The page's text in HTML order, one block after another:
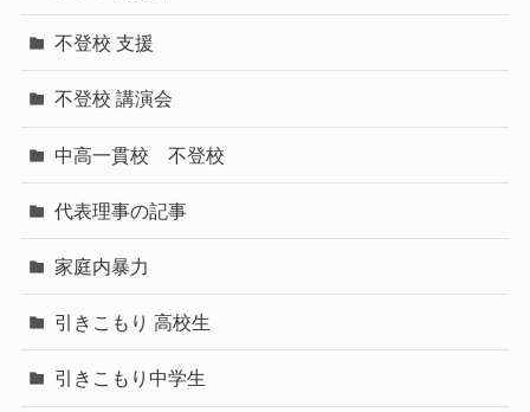
不登校 支援
不登校 講演会
中高一貫校 不登校
代表理事の記事
家庭内暴力
引きこもり 高校生
引きこもり中学生